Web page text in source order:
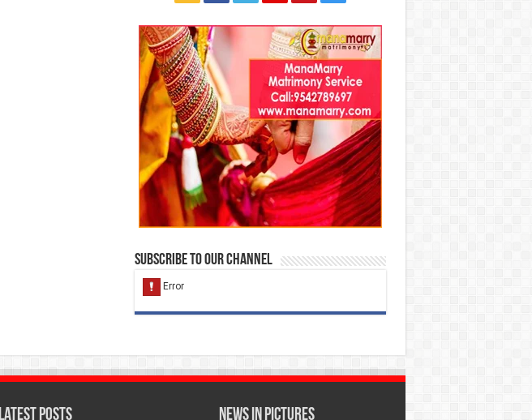
Subscribe to our Channel
Latest Posts News in Pictures